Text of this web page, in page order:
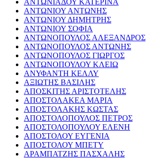
ΑΝΤΩΝΙΑΔΟΥ ΚΑΤΕΡΙΝΑ
ΑΝΤΩΝΙΟΥ ΑΝΤΩΝΗΣ
ΑΝΤΩΝΙΟΥ ΔΗΜΗΤΡΗΣ
ΑΝΤΩΝΙΟΥ ΣΟΦΙΑ
ΑΝΤΩΝΟΠΟΥΛΟΣ ΑΛΕΞΑΝΔΡΟΣ
ΑΝΤΩΝΟΠΟΥΛΟΣ ΑΝΤΩΝΗΣ
ΑΝΤΩΝΟΠΟΥΛΟΣ ΓΙΩΡΓΟΣ
ΑΝΤΩΝΟΠΟΥΛΟΥ ΚΛΕΙΩ
ΑΝΥΦΑΝΤΗ ΚΕΛΛΥ
ΑΞΙΩΤΗΣ ΒΑΣΙΛΗΣ
ΑΠΟΣΚΙΤΗΣ ΑΡΙΣΤΟΤΕΛΗΣ
ΑΠΟΣΤΟΛΑΚΕΑ ΜΑΡΙΑ
ΑΠΟΣΤΟΛΑΚΗΣ ΚΩΣΤΑΣ
ΑΠΟΣΤΟΛΟΠΟΥΛΟΣ ΠΕΤΡΟΣ
ΑΠΟΣΤΟΛΟΠΟΥΛΟΥ ΕΛΕΝΗ
ΑΠΟΣΤΟΛΟΥ ΕΥΓΕΝΙΑ
ΑΠΟΣΤΟΛΟΥ ΜΠΕΤΥ
ΑΡΑΜΠΑΤΖΗΣ ΠΑΣΧΑΛΗΣ